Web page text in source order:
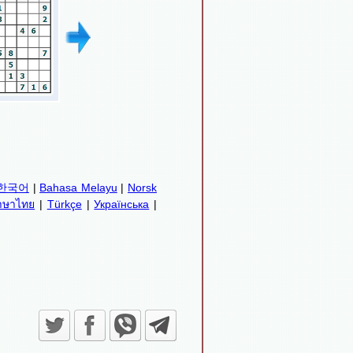
국어 | Bahasa Melayu | Norsk
าไทย | Türkçe|Українська |